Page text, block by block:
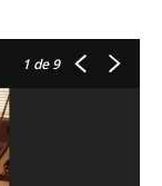
1 de 9